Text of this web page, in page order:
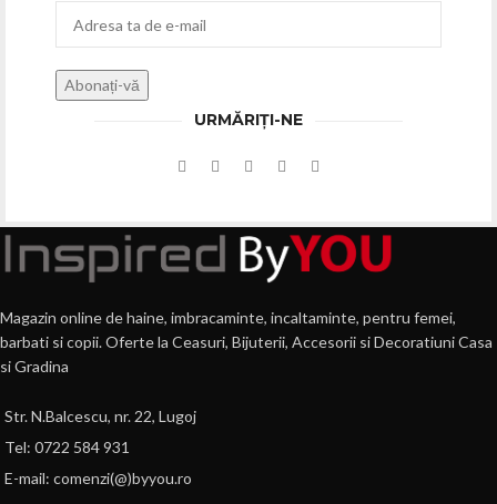
URMĂRIȚI-NE
Magazin online de haine, imbracaminte, incaltaminte, pentru femei,
barbati si copii. Oferte la Ceasuri, Bijuterii, Accesorii si Decoratiuni Casa
si Gradina
Str. N.Balcescu, nr. 22, Lugoj
Tel: 0722 584 931
E-mail: comenzi(@)byyou.ro